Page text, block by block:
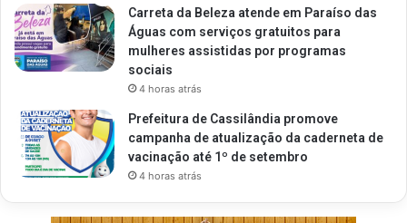
Carreta da Beleza atende em Paraíso das
Águas com serviços gratuitos para
mulheres assistidas por programas
sociais
4 horas atrás
Prefeitura de Cassilândia promove
campanha de atualização da caderneta de
vacinação até 1º de setembro
4 horas atrás